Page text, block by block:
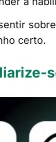
certo.